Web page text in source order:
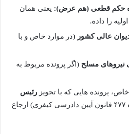
حکم قطعی (هم عرض): یعنی همان
را داده.
عالی کشور (در موارد خاص و با
نیروهای مسلح (اگر پرونده مربوط به
پرونده هایی که با تجویز رئیس
(ماده ۴۷۷ قانون آیین دادرسی کیفری) ارجاع